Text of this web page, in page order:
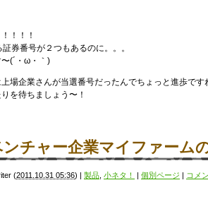
！！！
券番号が２つもあるのに。。。
(´・ω・｀)
場企業さんが当選番号だったんでちょっと進歩です
を待ちましょう〜！
チャー企業マイファーム
(2011.10.31 05:36) | 製品 小ネタ！ | 個別ページ | コメ